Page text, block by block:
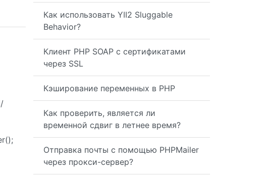
Как использовать YII2 Sluggable
Behavior?
Клиент PHP SOAP с сертификатами
через SSL
Кэширование переменных в PHP
Как проверить, является ли
временной сдвиг в летнее время?
Отправка почты с помощью PHPMailer
через прокси-сервер?